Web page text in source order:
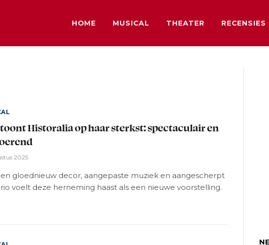
HOME MUSICAL THEATER RECENSIES
toont Historalia op haar sterkst: spectaculair en
2025
gloednieuw decor, aangepaste muziek en aangescherpt
voelt deze herneming haast als een nieuwe voorstelling.